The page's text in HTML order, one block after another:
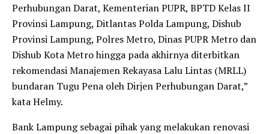
Perhubungan Darat, Kementerian PUPR, BPTD Kelas II
Provinsi Lampung, Ditlantas Polda Lampung, Dishub
Provinsi Lampung, Polres Metro, Dinas PUPR Metro dan
Dishub Kota Metro hingga pada akhirnya diterbitkan
rekomendasi Manajemen Rekayasa Lalu Lintas (MRLL)
bundaran Tugu Pena oleh Dirjen Perhubungan Darat,”
kata Helmy.
Bank Lampung sebagai pihak yang melakukan renovasi